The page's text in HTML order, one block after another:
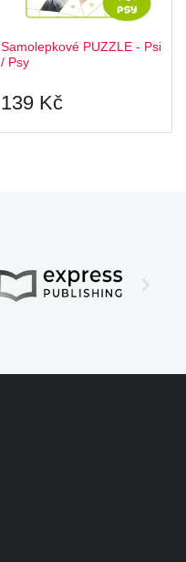
Samolepkové PUZZLE - Psi
/ Psy
139 Kč